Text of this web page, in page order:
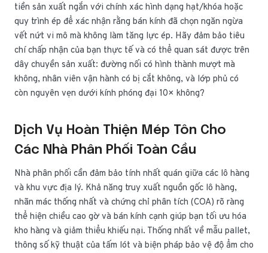
tiền sản xuất ngắn với chính xác hình dạng hạt/khóa hoặc
quy trình ép để xác nhận rằng bán kính đã chọn ngăn ngừa
vết nứt vi mô mà không làm tăng lực ép. Hãy đảm bảo tiêu
chí chấp nhận của bạn thực tế và có thể quan sát được trên
dây chuyền sản xuất: đường nối có hình thành mượt mà
không, nhân viên vận hành có bị cắt không, và lớp phủ có
còn nguyên vẹn dưới kính phóng đại 10× không?
Dịch Vụ Hoàn Thiện Mép Tôn Cho
Các Nhà Phân Phối Toàn Cầu
Nhà phân phối cần đảm bảo tính nhất quán giữa các lô hàng
và khu vực địa lý. Khả năng truy xuất nguồn gốc lô hàng,
nhãn mác thống nhất và chứng chỉ phân tích (COA) rõ ràng
thể hiện chiều cao gờ và bán kính cạnh giúp bạn tối ưu hóa
kho hàng và giảm thiểu khiếu nại. Thống nhất về mẫu pallet,
thông số kỹ thuật của tấm lót và biện pháp bảo vệ độ ẩm cho